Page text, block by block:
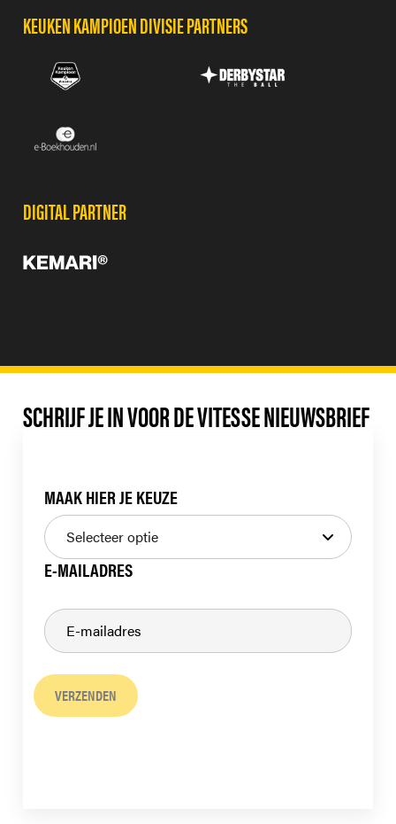
KEUKEN KAMPIOEN DIVISIE PARTNERS
DIGITAL PARTNER
SCHRIJF JE IN VOOR DE VITESSE NIEUWSBRIEF
MAAK HIER JE KEUZE
E-MAILADRES
VERZENDEN